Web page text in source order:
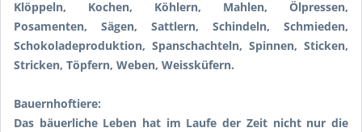
Klöppeln, Kochen, Köhlern, Mahlen, Ölpressen,
Posamenten, Sägen, Sattlern, Schindeln, Schmieden,
Schokoladeproduktion, Spanschachteln, Spinnen, Sticken,
Stricken, Töpfern, Weben, Weissküfern.
Bauernhoftiere:
Das bäuerliche Leben hat im Laufe der Zeit nicht nur die